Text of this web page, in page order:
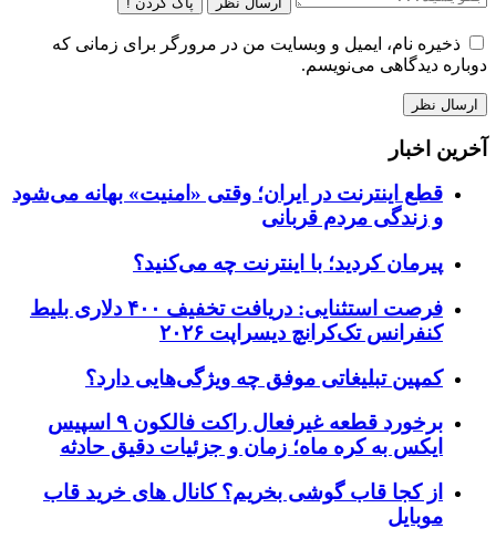
ذخیره نام، ایمیل و وبسایت من در مرورگر برای زمانی که
دوباره دیدگاهی می‌نویسم.
آخرین اخبار
قطع اینترنت در ایران؛ وقتی «امنیت» بهانه می‌شود
و زندگی مردم قربانی
پیرمان کردید؛ با اینترنت چه می‌کنید؟
فرصت استثنایی: دریافت تخفیف ۴۰۰ دلاری بلیط
کنفرانس تک‌کرانچ دیسراپت ۲۰۲۶
کمپین تبلیغاتی موفق چه ویژگی‌هایی دارد؟
برخورد قطعه غیرفعال راکت فالکون ۹ اسپیس
ایکس به کره ماه؛ زمان و جزئیات دقیق حادثه
از کجا قاب گوشی بخریم؟ کانال های خرید قاب
موبایل